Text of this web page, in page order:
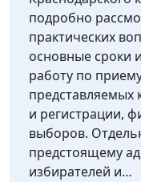
подробно
практических
основные сроки
работу по
представляемых
и регистрации,
выборов.
предстоящему
избирателей и…